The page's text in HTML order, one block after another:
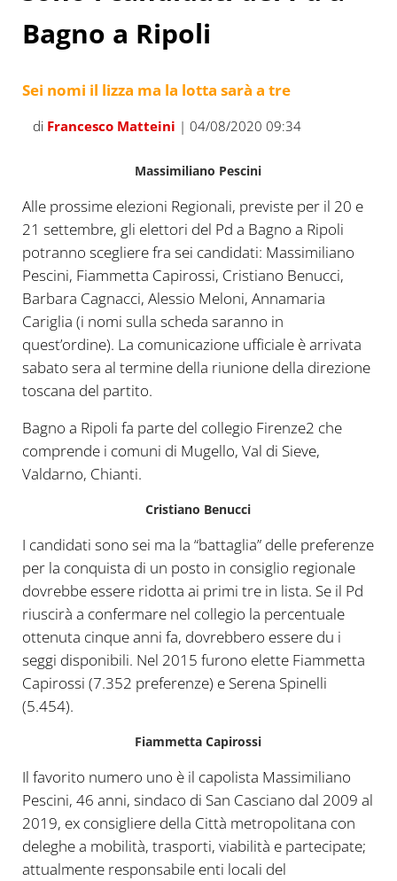
Bagno a Ripoli
Sei nomi il lizza ma la lotta sarà a tre
di Francesco Matteini | 04/08/2020 09:34
Massimiliano Pescini
Alle prossime elezioni Regionali, previste per il 20 e
21 settembre, gli elettori del Pd a Bagno a Ripoli
potranno scegliere fra sei candidati: Massimiliano
Pescini, Fiammetta Capirossi, Cristiano Benucci,
Barbara Cagnacci, Alessio Meloni, Annamaria
Cariglia (i nomi sulla scheda saranno in
quest’ordine). La comunicazione ufficiale è arrivata
sabato sera al termine della riunione della direzione
toscana del partito.
Bagno a Ripoli fa parte del collegio Firenze2 che
comprende i comuni di Mugello, Val di Sieve,
Valdarno, Chianti.
Cristiano Benucci
I candidati sono sei ma la “battaglia” delle preferenze
per la conquista di un posto in consiglio regionale
dovrebbe essere ridotta ai primi tre in lista. Se il Pd
riuscirà a confermare nel collegio la percentuale
ottenuta cinque anni fa, dovrebbero essere du i
seggi disponibili. Nel 2015 furono elette Fiammetta
Capirossi (7.352 preferenze) e Serena Spinelli
(5.454).
Fiammetta Capirossi
Il favorito numero uno è il capolista Massimiliano
Pescini, 46 anni, sindaco di San Casciano dal 2009 al
2019, ex consigliere della Città metropolitana con
deleghe a mobilità, trasporti, viabilità e partecipate;
attualmente responsabile enti locali del